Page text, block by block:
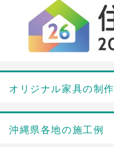
オリジナル家具の制作
沖縄県各地の施工例